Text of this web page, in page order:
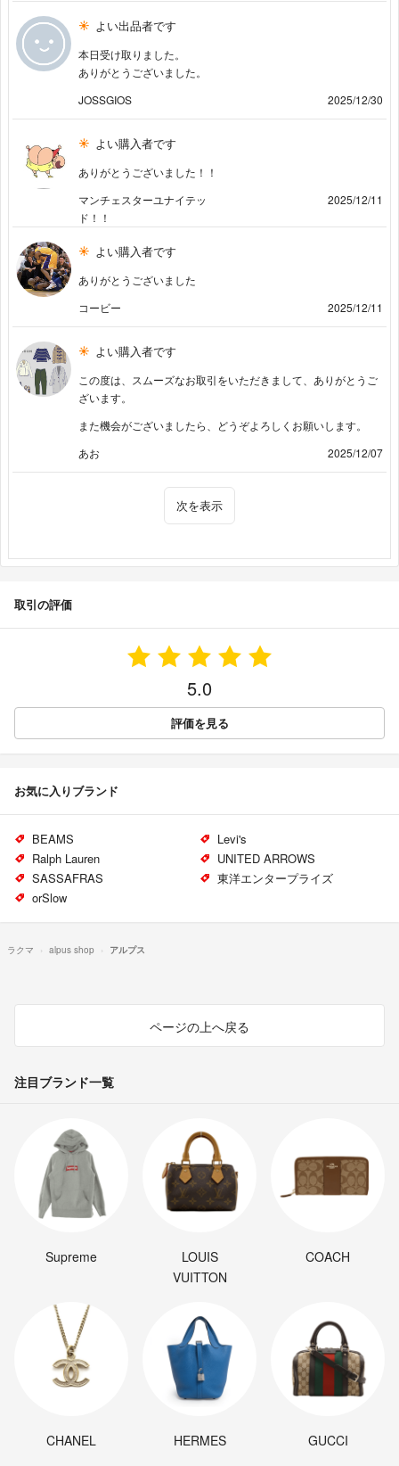
よい出品者です
本日受け取りました。
ありがとうございました。
JOSSGIOS
2025/12/30
よい購入者です
ありがとうございました！！
マンチェスターユナイテッ
ド！！
2025/12/11
よい購入者です
ありがとうございました
コービー
2025/12/11
よい購入者です
この度は、スムーズなお取引をいただきまして、ありがとうご
ざいます。
また機会がございましたら、どうぞよろしくお願いします。
あお
2025/12/07
次を表示
取引の評価
5.0
評価を見る
お気に入りブランド
BEAMS
Levi's
Ralph Lauren
UNITED ARROWS
SASSAFRAS
東洋エンタープライズ
orSlow
ラクマ alpus shop アルプス
ページの上へ戻る
注目ブランド一覧
Supreme
LOUIS
VUITTON
COACH
CHANEL HERMES GUCCI